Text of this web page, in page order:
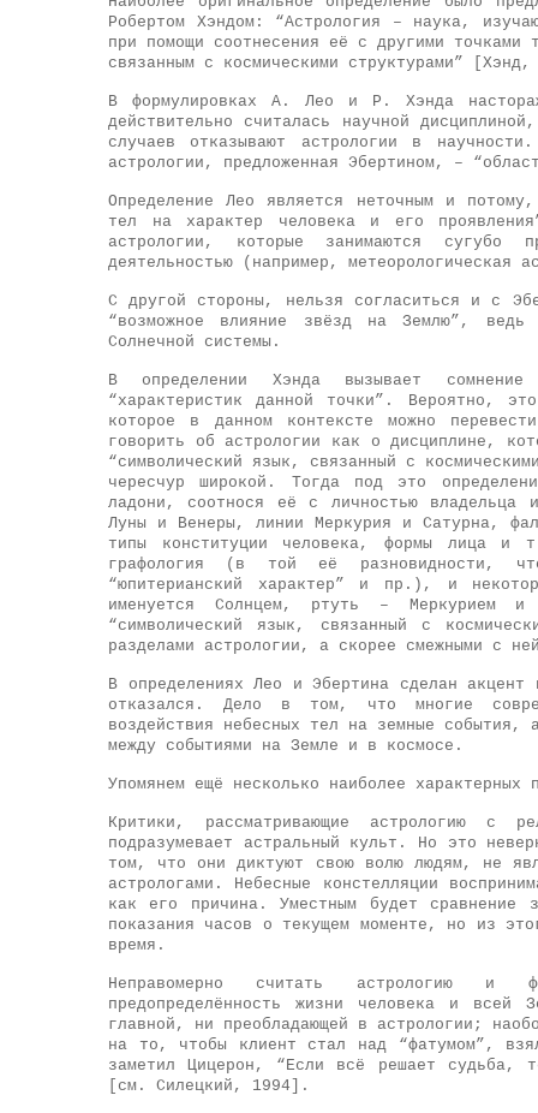
Робертом Хэндом: “Астрология – наука,
при помощи соотнесения её с другими точками
связанным с космическими структурами”
В формулировках А. Лео и Р. Хэнда
действительно считалась научной
случаев отказывают астрологии в
астрологии, предложенная Эбертином, –
Определение Лео является неточным и
тел на характер человека и его
астрологии, которые занимаются сугубо
деятельностью (например, метеорологическая
С другой стороны, нельзя согласиться и с
“возможное влияние звёзд на Землю”,
Солнечной системы.
В определении Хэнда вызывает сомнение
“характеристик данной точки”. Вероятно,
которое в данном контексте можно
говорить об астрологии как о дисциплине,
“символический язык, связанный с
чересчур широкой. Тогда под это
ладони, соотнося её с личностью владельца
Луны и Венеры, линии Меркурия и Сатурна,
типы конституции человека, формы лица и
графология (в той её разновидности,
“юпитерианский характер” и пр.), и
именуется Солнцем, ртуть – Меркурием
“символический язык, связанный с
разделами астрологии, а скорее смежными с
В определениях Лео и Эбертина сделан
отказался. Дело в том, что многие
воздействия небесных тел на земные события,
между событиями на Земле и в космосе.
Упомянем ещё несколько наиболее характерных
Критики, рассматривающие астрологию с
подразумевает астральный культ. Но это
том, что они диктуют свою волю людям, не
астрологами. Небесные констелляции
как его причина. Уместным будет сравнение
показания часов о текущем моменте, но из
время.
Неправомерно считать астрологию и
предопределённость жизни человека и
главной, ни преобладающей в астрологии;
на то, чтобы клиент стал над “фатумом”,
заметил Цицерон, “Если всё решает
[см. Силецкий, 1994].